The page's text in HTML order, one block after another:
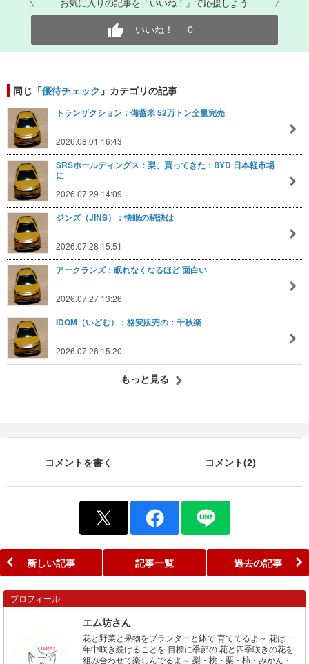
お気に入りの記事を「いいね！」で応援しよう
いいね！ 0
同じ「優待チェック 」カテゴリの記事
トランザクション：備蓄米 52万トン全量完売
2026.08.01 16:43
SRSホールディングス：梨、買ってきた：BYD 日本軽市場
に
2026.07.29 14:09
ジンズ（JINS）：快眠の秘訣は
2026.07.28 15:51
アークランズ：眠れなくなるほど 面白い
2026.07.27 13:26
IDOM（いどむ）：格安販売の：千秋楽
2026.07.26 15:20
もっと見る
コメントを書く コメント(2)
新しい記事 記事一覧 過去の記事
プロフィール
エム坊さん
花と野菜と果物をプランターと鉢で 育ててるよ～ 花は一
年中咲き続けることを 目標に季節の 花と四季咲きの花を
組み合わせて楽しんでるよ～ 梨・桃・栗・柿・みかん・